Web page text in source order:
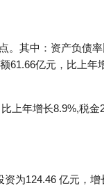
。其中：资产负债
61.66亿元，比上年
上年增长8.9%,税金
资为124.46 亿元，